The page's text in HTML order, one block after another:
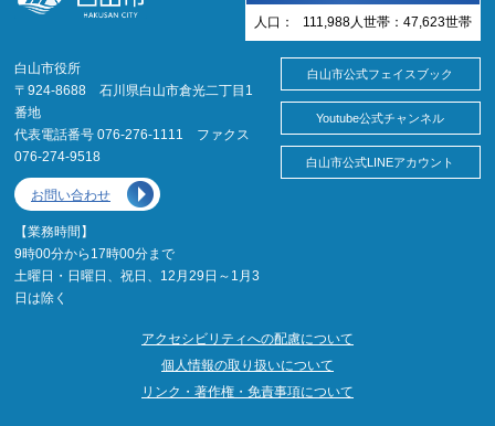
人口： 111,988 人 世帯： 47,623世帯
白山市役所
〒924-8688 石川県白山市倉光二丁目1
番地
代表電話番号 076-276-1111 ファクス
076-274-9518
お問い合わせ
【業務時間】
9時00分から17時00分まで
土曜日・日曜日、祝日、12月29日～1月3
日は除く
白山市公式フェイスブック
Youtube公式チャンネル
白山市公式LINEアカウント
アクセシビリティへの配慮について
個人情報の取り扱いについて
リンク・著作権・免責事項について